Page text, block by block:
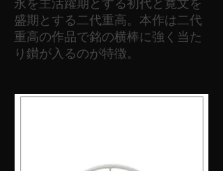
永を主活躍期とする初代と寛文を
盛期とする二代重高。本作は二代
重高の作品で銘の横棒に強く当た
り鑚が入るのが特徴。